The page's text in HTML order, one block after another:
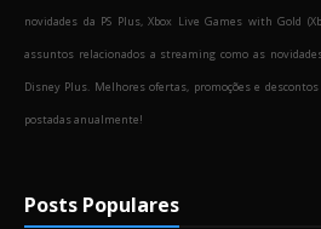
novidades da PS Plus, Xbox Live Games with Gold
assuntos relacionados a streaming como as
Disney Plus. Melhores ofertas, promoções e
postadas anualmente!
Posts Populares